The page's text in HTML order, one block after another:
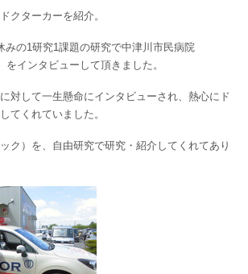
クターカーを紹介。
みの1研究1課題の研究で中津川市民病院
をインタビューして頂きました。
対して一生懸命にインタビューされ、熱心にド
てくれていました。
ク）を、自由研究で研究・紹介してくれてあり